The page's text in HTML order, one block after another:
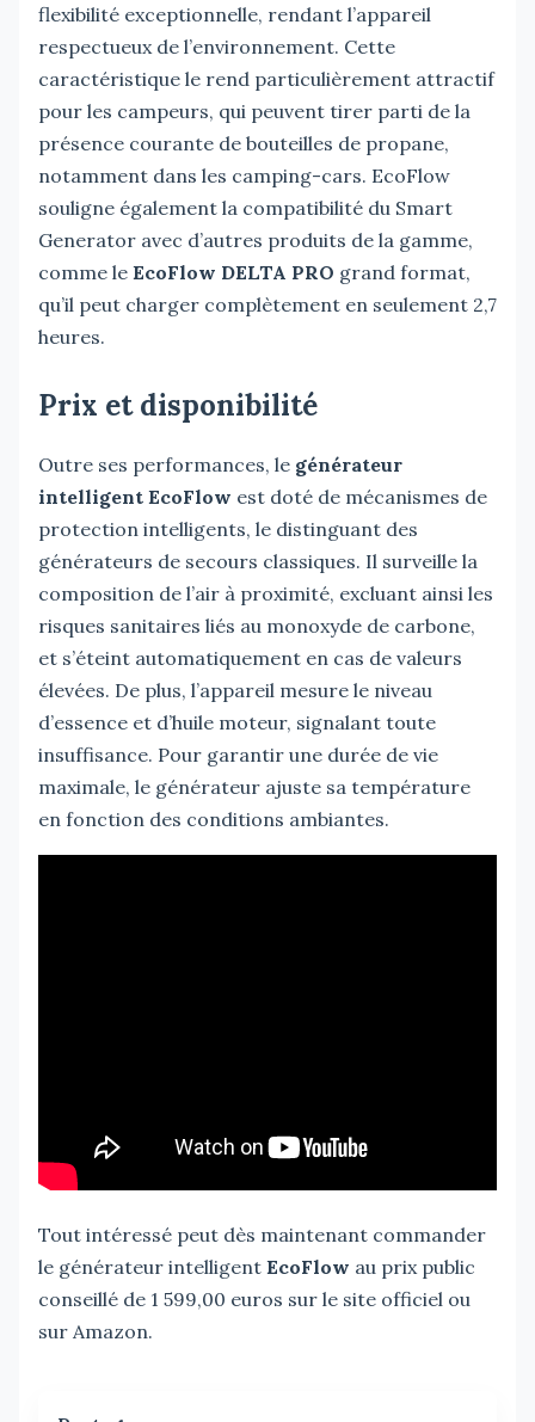
flexibilité exceptionnelle, rendant l’appareil
respectueux de l’environnement. Cette
caractéristique le rend particulièrement attractif
pour les campeurs, qui peuvent tirer parti de la
présence courante de bouteilles de propane,
notamment dans les camping-cars. EcoFlow
souligne également la compatibilité du Smart
Generator avec d’autres produits de la gamme,
comme le EcoFlow DELTA PRO grand format,
qu’il peut charger complètement en seulement 2,7
heures.
Prix et disponibilité
Outre ses performances, le générateur
intelligent EcoFlow est doté de mécanismes de
protection intelligents, le distinguant des
générateurs de secours classiques. Il surveille la
composition de l’air à proximité, excluant ainsi les
risques sanitaires liés au monoxyde de carbone,
et s’éteint automatiquement en cas de valeurs
élevées. De plus, l’appareil mesure le niveau
d’essence et d’huile moteur, signalant toute
insuffisance. Pour garantir une durée de vie
maximale, le générateur ajuste sa température
en fonction des conditions ambiantes.
Tout intéressé peut dès maintenant commander
le générateur intelligent EcoFlow au prix public
conseillé de 1 599,00 euros sur le site officiel ou
sur Amazon.